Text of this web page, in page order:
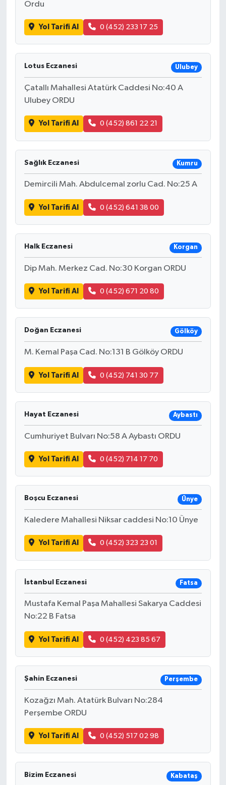
Ordu
Yol Tarifi Al 0 (452) 233 17 25
Lotus Eczanesi Ulubey
Çatallı Mahallesi Atatürk Caddesi No:40 A
Ulubey ORDU
Yol Tarifi Al 0 (452) 861 22 21
Sağlık Eczanesi Kumru
Demircili Mah. Abdulcemal zorlu Cad. No:25 A
Yol Tarifi Al 0 (452) 641 38 00
Halk Eczanesi Korgan
Dip Mah. Merkez Cad. No:30 Korgan ORDU
Yol Tarifi Al 0 (452) 671 20 80
Doğan Eczanesi Gölköy
M. Kemal Paşa Cad. No:131 B Gölköy ORDU
Yol Tarifi Al 0 (452) 741 30 77
Hayat Eczanesi Aybastı
Cumhuriyet Bulvarı No:58 A Aybastı ORDU
Yol Tarifi Al 0 (452) 714 17 70
Boşcu Eczanesi Ünye
Kaledere Mahallesi Niksar caddesi No:10 Ünye
Yol Tarifi Al 0 (452) 323 23 01
İstanbul Eczanesi Fatsa
Mustafa Kemal Paşa Mahallesi Sakarya Caddesi
No:22 B Fatsa
Yol Tarifi Al 0 (452) 423 85 67
Şahin Eczanesi Perşembe
Kozağzı Mah. Atatürk Bulvarı No:284
Perşembe ORDU
Yol Tarifi Al 0 (452) 517 02 98
Bizim Eczanesi Kabataş